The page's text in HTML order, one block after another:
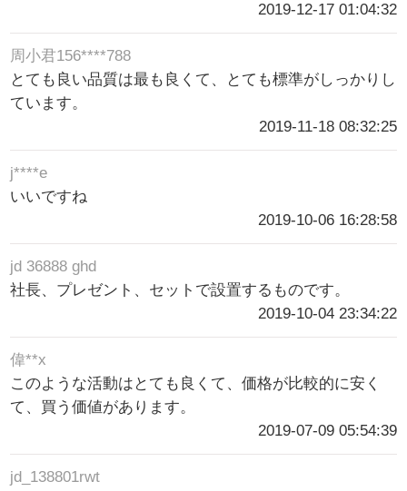
2019-12-17 01:04:32
周小君156****788
とても良い品質は最も良くて、とても標準がしっかりし
ています。
2019-11-18 08:32:25
j****e
いいですね
2019-10-06 16:28:58
jd 36888 ghd
社長、プレゼント、セットで設置するものです。
2019-10-04 23:34:22
偉**x
このような活動はとても良くて、価格が比較的に安く
て、買う価値があります。
2019-07-09 05:54:39
jd_138801rwt